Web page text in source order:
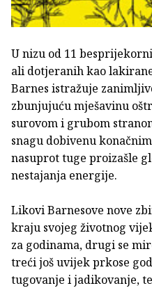
U nizu od 11
ali dotjeranih kao
Barnes istražuje
zbunjujuću mješavinu
surovom i grubom
snagu dobivenu
nasuprot tuge proizašle
nestajanja energije.
Likovi Barnesove nove
kraju svojeg životnog
za godinama, drugi se
treći još uvijek prkose
tugovanje i jadikovanje,